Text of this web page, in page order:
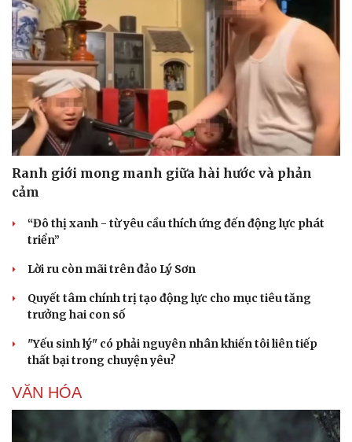
Ranh giới mong manh giữa hài hước và phản
cảm
“Đô thị xanh - từ yêu cầu thích ứng đến động lực phát
triển”
Lời ru còn mãi trên đảo Lý Sơn
Quyết tâm chính trị tạo động lực cho mục tiêu tăng
trưởng hai con số
"Yếu sinh lý" có phải nguyên nhân khiến tôi liên tiếp
thất bại trong chuyện yêu?
VĂN HÓA